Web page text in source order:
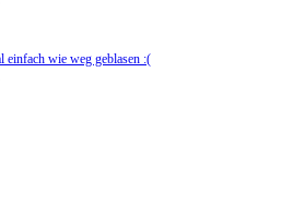
einfach wie weg geblasen :(